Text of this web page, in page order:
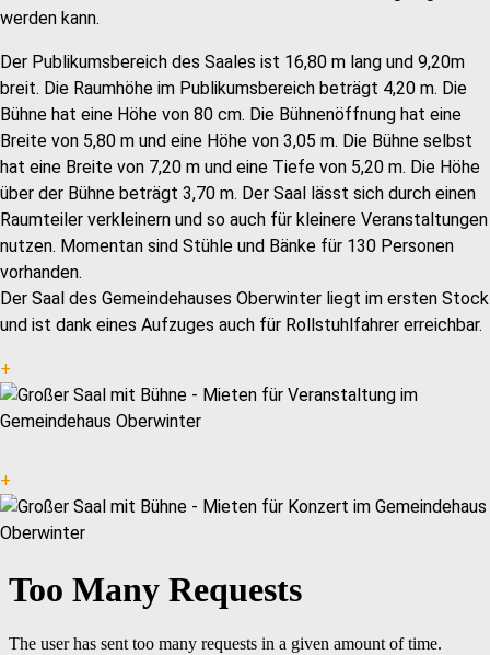
werden kann.
Der Publikumsbereich des Saales ist 16,80 m lang und 9,20m
breit. Die Raumhöhe im Publikumsbereich beträgt 4,20 m. Die
Bühne hat eine Höhe von 80 cm. Die Bühnenöffnung hat eine
Breite von 5,80 m und eine Höhe von 3,05 m. Die Bühne selbst
hat eine Breite von 7,20 m und eine Tiefe von 5,20 m. Die Höhe
über der Bühne beträgt 3,70 m. Der Saal lässt sich durch einen
Raumteiler verkleinern und so auch für kleinere Veranstaltungen
nutzen. Momentan sind Stühle und Bänke für 130 Personen
vorhanden.
Der Saal des Gemeindehauses Oberwinter liegt im ersten Stock
und ist dank eines Aufzuges auch für Rollstuhlfahrer erreichbar.
+
+